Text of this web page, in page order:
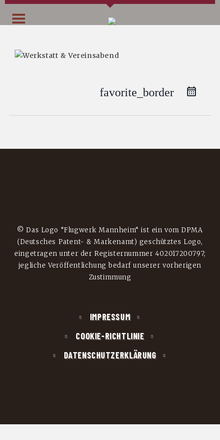
favorite_border
© Das Logo “Flugwerk Mannheim“ ist ein vom DPMA
(Deutsches Patent- & Markenamt) geschütztes Logo,
eingetragen unter der Registernummer 402017200797;
jegliche Veröffentlichung bedarf unserer vorherigen
Zustimmung
IMPRESSUM
COOKIE-RICHTLINIE
DATENSCHUTZERKLÄRUNG